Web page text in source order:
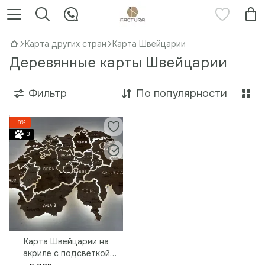
Карта других стран Карта Швейцарии
Деревянные карты Швейцарии
Фильтр По популярности
−8%
3
Карта Швейцарии на
акриле с подсветкой